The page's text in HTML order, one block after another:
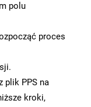
polu
proces
plik PPS na
kroki,